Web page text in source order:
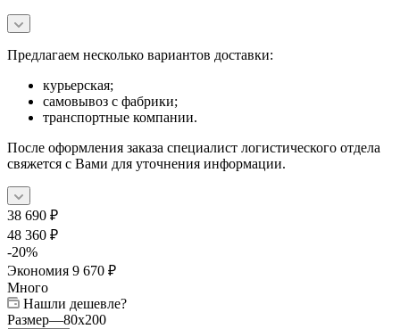
Предлагаем несколько вариантов доставки:
курьерская;
самовывоз с фабрики;
транспортные компании.
После оформления заказа специалист логистического отдела
свяжется с Вами для уточнения информации.
38 690 ₽
48 360 ₽
-20%
Экономия 9 670 ₽
Много
Нашли дешевле?
Размер—80x200